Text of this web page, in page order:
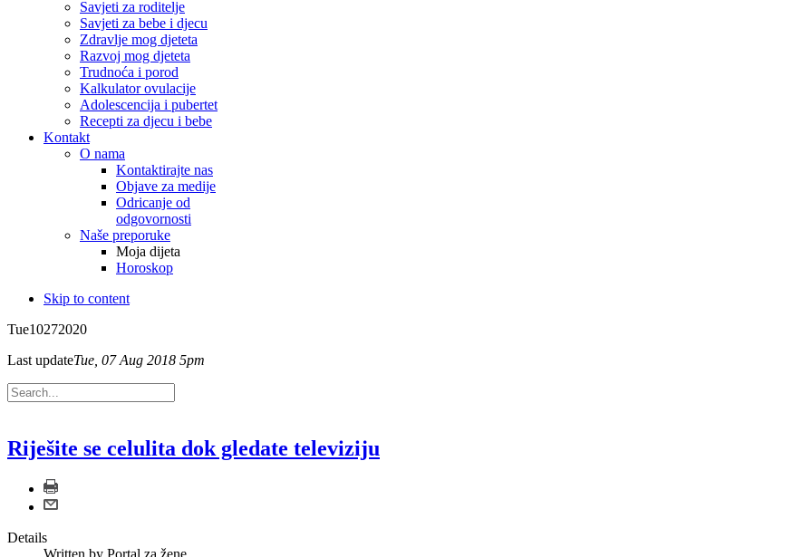
Savjeti za roditelje
Savjeti za bebe i djecu
Zdravlje mog djeteta
Razvoj mog djeteta
Trudnoća i porod
Kalkulator ovulacije
Adolescencija i pubertet
Recepti za djecu i bebe
Kontakt
O nama
Kontaktirajte nas
Objave za medije
Odricanje od
odgovornosti
Naše preporuke
Moja dijeta
Horoskop
Skip to content
Tue10272020
Last updateTue, 07 Aug 2018 5pm
Riješite se celulita dok gledate televiziju
Details
Written by Portal za žene